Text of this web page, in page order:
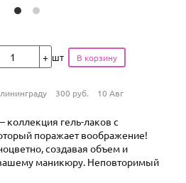
шт
300 руб. 10 Авг
коллекция гель-лаков с
поражает воображение!
создавая объем и
маникюру. Неповторимый